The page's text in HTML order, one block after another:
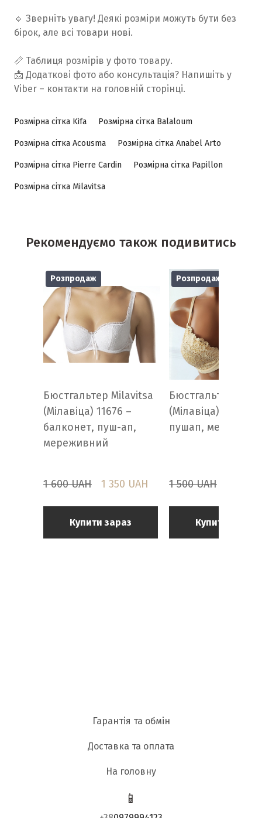
🔹 Зверніть увагу! Деякі розміри можуть бути без
бірок, але всі товари нові.
📏 Таблиця розмірів у фото товару.
📩 Додаткові фото або консультація? Напишіть у
Viber – контакти на головній сторінці.
Розмірна сітка Kifa Розмірна сітка Balaloum
Розмірна сітка Acousma Розмірна сітка Anabel Arto
Розмірна сітка Pierre Cardin Розмірна сітка Papillon
Розмірна сітка Milavitsa
Рекомендуємо також подивитись
Розпродаж
Бюстгальтер Milavitsa
(Мілавіца) 11676 –
балконет, пуш-ап,
мереживний
1 600 UAH 1 350 UAH
Купити зараз
Розпродаж
Бюстгальтер
(Мілавіца) 10669 -
пушап,
1 500 UAH
Купити зараз
Гарантія та обмін
Доставка та оплата
На головну
📱